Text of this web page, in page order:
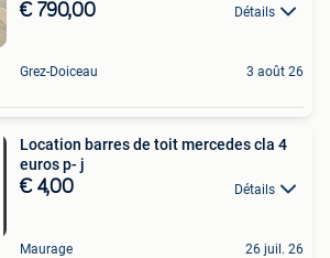
€ 790,00 Détails
Grez-Doiceau 3 août 26
Location barres de toit mercedes cla 4
euros p- j
€ 4,00 Détails
Maurage 26 juil. 26